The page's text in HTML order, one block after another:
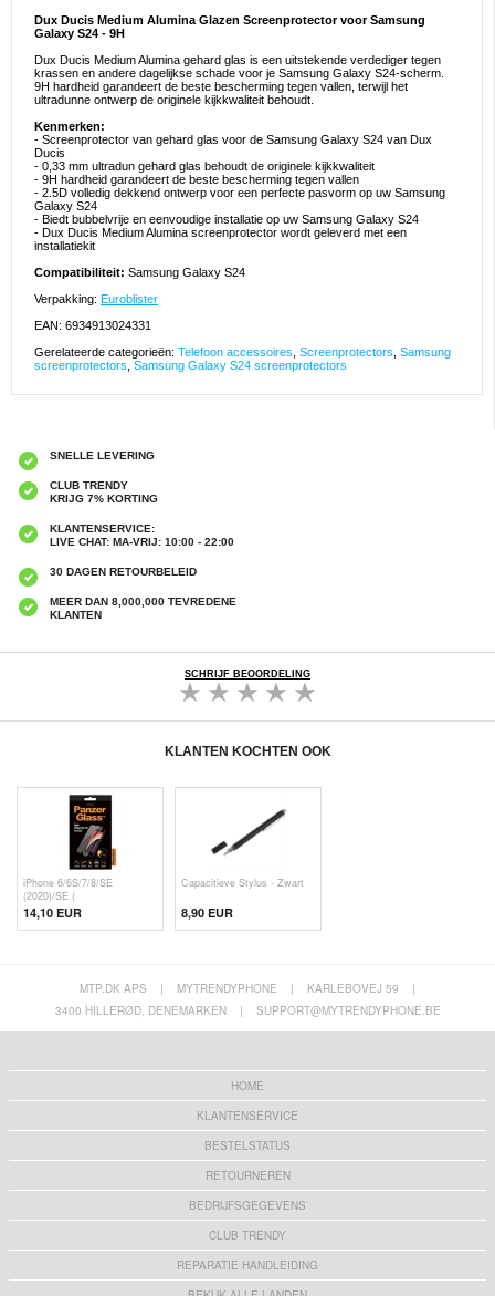
Dux Ducis Medium Alumina Glazen Screenprotector voor Samsung
Galaxy S24 - 9H
Dux Ducis Medium Alumina gehard glas is een uitstekende verdediger tegen
krassen en andere dagelijkse schade voor je Samsung Galaxy S24-scherm.
9H hardheid garandeert de beste bescherming tegen vallen, terwijl het
ultradunne ontwerp de originele kijkkwaliteit behoudt.
Kenmerken:
- Screenprotector van gehard glas voor de Samsung Galaxy S24 van Dux
Ducis
- 0,33 mm ultradun gehard glas behoudt de originele kijkkwaliteit
- 9H hardheid garandeert de beste bescherming tegen vallen
- 2.5D volledig dekkend ontwerp voor een perfecte pasvorm op uw Samsung
Galaxy S24
- Biedt bubbelvrije en eenvoudige installatie op uw Samsung Galaxy S24
- Dux Ducis Medium Alumina screenprotector wordt geleverd met een
installatiekit
Compatibiliteit: Samsung Galaxy S24
Verpakking: Euroblister
EAN: 6934913024331
Gerelateerde categorieën: Telefoon accessoires Screenprotectors Samsung
screenprotectors Samsung Galaxy S24 screenprotectors
SNELLE LEVERING
CLUB TRENDY
KRIJG 7% KORTING
KLANTENSERVICE:
LIVE CHAT: MA-VRIJ: 10:00 - 22:00
30 DAGEN RETOURBELEID
MEER DAN 8,000,000 TEVREDENE
KLANTEN
SCHRIJF BEOORDELING
KLANTEN KOCHTEN OOK
iPhone 6/6S/7/8/SE
(2020)/SE (
14,10 EUR
Capacitieve Stylus - Zwart
8,90 EUR
MTP.DK APS | MYTRENDYPHONE | KARLEBOVEJ 59
|
3400 HILLERØD, DENEMARKEN
| SUPPORT@MYTRENDYPHONE.BE
HOME
KLANTENSERVICE
BESTELSTATUS
RETOURNEREN
BEDRIJFSGEGEVENS
CLUB TRENDY
REPARATIE HANDLEIDING